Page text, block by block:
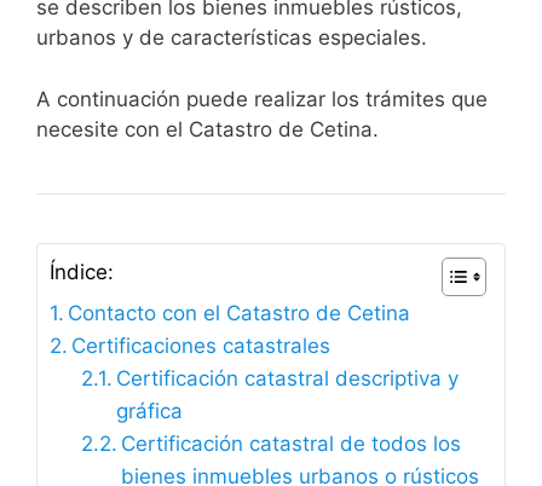
se describen los bienes inmuebles rústicos,
urbanos y de características especiales.
A continuación puede realizar los trámites que
necesite con el Catastro de Cetina.
Índice:
Contacto con el Catastro de Cetina
Certificaciones catastrales
Certificación catastral descriptiva y
gráfica
Certificación catastral de todos los
bienes inmuebles urbanos o rústicos